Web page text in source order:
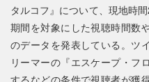
タルコフ』について、現地時
期間を対象にした視聴時間数
のデータを発表している。ツ
リーマーの『エスケープ・フ
するなどの条件で視聴者が獲